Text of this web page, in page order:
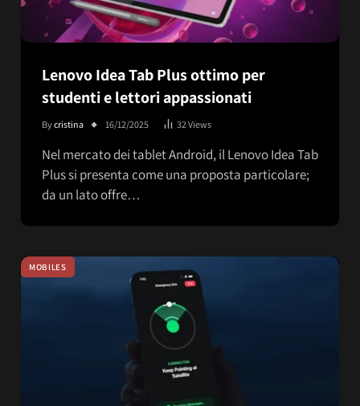
Lenovo Idea Tab Plus ottimo per
studenti e lettori appassionati
Bycristina 16/12/2025 32 Views
Nel mercato dei tablet Android, il Lenovo Idea Tab
Plus si presenta come una proposta particolare;
da un lato offre…
MOBILES